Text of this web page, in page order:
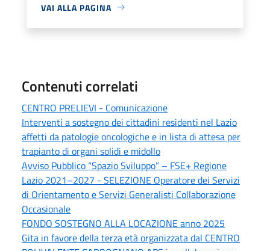
VAI ALLA PAGINA
Contenuti correlati
CENTRO PRELIEVI - Comunicazione
Interventi a sostegno dei cittadini residenti nel Lazio
affetti da patologie oncologiche e in lista di attesa per
trapianto di organi solidi e midollo
Avviso Pubblico “Spazio Sviluppo” – FSE+ Regione
Lazio 2021–2027 - SELEZIONE Operatore dei Servizi
di Orientamento e Servizi Generalisti Collaborazione
Occasionale
FONDO SOSTEGNO ALLA LOCAZIONE anno 2025
Gita in favore della terza età organizzata dal CENTRO